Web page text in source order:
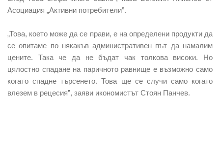
Асоциация „Активни потребители”.
„Това, което може да се прави, е на определени продукти да
се опитаме по някакъв административен път да намалим
цените. Така че да не бъдат чак толкова високи. Но
цялостно спадане на паричното равнище е възможно само
когато спадне търсенето. Това ще се случи само когато
влезем в рецесия”, заяви икономистът Стоян Панчев.